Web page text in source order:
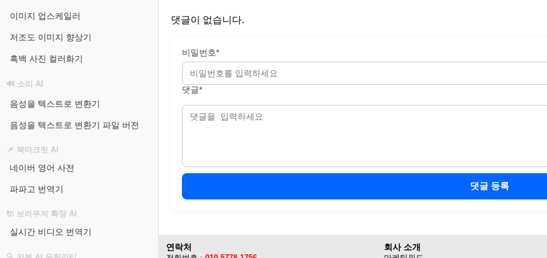
이미지 업스케일러
저조도 이미지 향상기
흑백 사진 컬러화기
🔊 소리 AI
음성을 텍스트로 변환기
음성을 텍스트로 변환기 파일 버전
📌 북마크릿 AI
네이버 영어 사전
파파고 번역기
🔌 브라우저 확장 AI
실시간 비디오 번역기
댓글이 없습니다.
비밀번호*
댓글*
댓글 등록
연락처 회사 소개